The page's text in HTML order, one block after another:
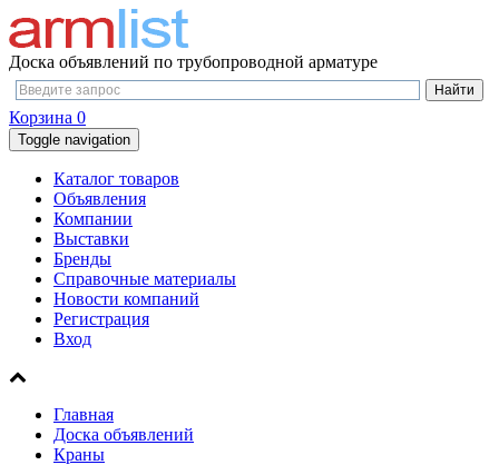
Доска объявлений по трубопроводной арматуре
Корзина 0
Toggle navigation
Каталог товаров
Объявления
Компании
Выставки
Бренды
Справочные материалы
Новости компаний
Регистрация
Вход
Главная
Доска объявлений
Краны